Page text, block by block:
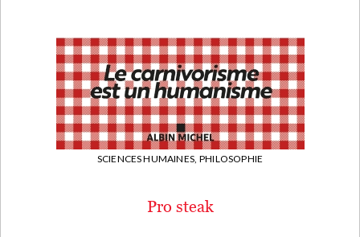
SCIENCES HUMAINES, PHILOSOPHIE
Pro steak